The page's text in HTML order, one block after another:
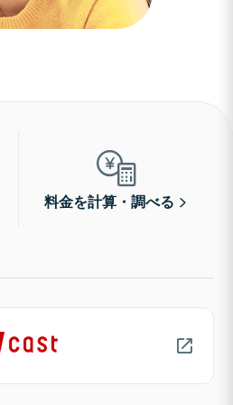
料金を計算・調べる